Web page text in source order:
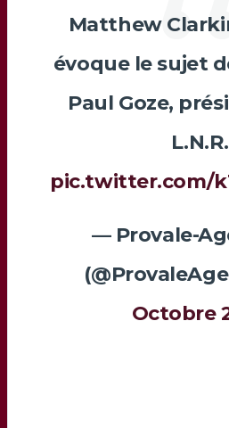
Matthew
évoque le sujet
Paul Goze,
L.N.R.
pic.twitter.com/
— Provale-
Octobre